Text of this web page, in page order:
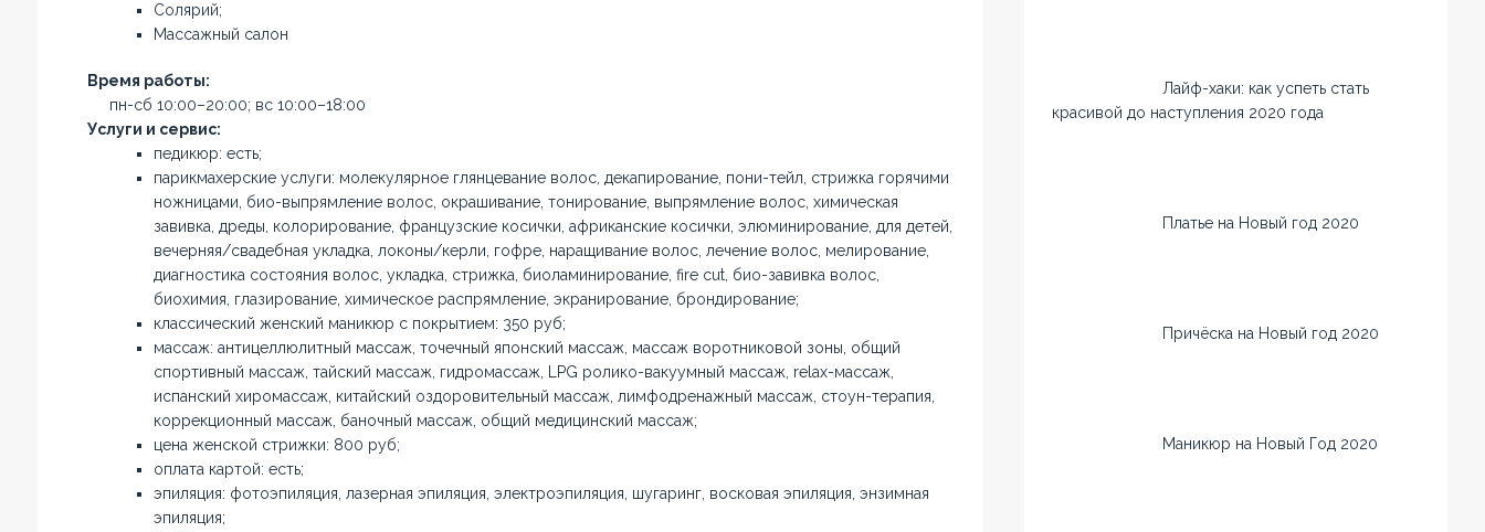
Солярий;
Массажный салон
Время работы:
пн-сб 10:00–20:00; вс 10:00–18:00
Услуги и сервис:
педикюр: есть;
парикмахерские услуги: молекулярное глянцевание волос, декапирование, пони-тейл, стрижка горячими
ножницами, био-выпрямление волос, окрашивание, тонирование, выпрямление волос, химическая
завивка, дреды, колорирование, французские косички, африканские косички, элюминирование, для детей,
вечерняя/свадебная укладка, локоны/керли, гофре, наращивание волос, лечение волос, мелирование,
диагностика состояния волос, укладка, стрижка, биоламинирование, fire cut, био-завивка волос,
биохимия, глазирование, химическое распрямление, экранирование, брондирование;
классический женский маникюр с покрытием: 350 руб;
массаж: антицеллюлитный массаж, точечный японский массаж, массаж воротниковой зоны, общий
спортивный массаж, тайский массаж, гидромассаж, LPG ролико-вакуумный массаж, relax-массаж,
испанский хиромассаж, китайский оздоровительный массаж, лимфодренажный массаж, стоун-терапия,
коррекционный массаж, баночный массаж, общий медицинский массаж;
цена женской стрижки: 800 руб;
оплата картой: есть;
эпиляция: фотоэпиляция, лазерная эпиляция, электроэпиляция, шугаринг, восковая эпиляция, энзимная
эпиляция;
Лайф-хаки: как успеть стать
красивой до наступления 2020 года
Платье на Новый год 2020
Причёска на Новый год 2020
Маникюр на Новый Год 2020